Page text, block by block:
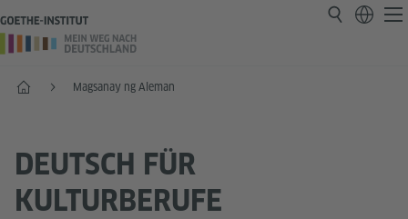
Home Magsanay ng Aleman
DEUTSCH FÜR
KULTURBERUFE